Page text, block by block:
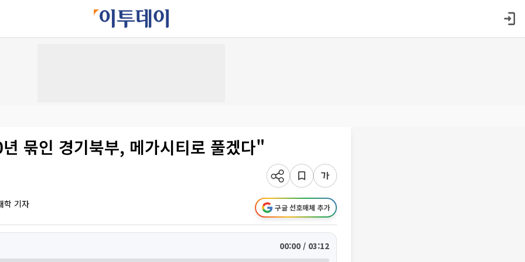
묶인 경기북부, 메가시티로 풀겠다"
학 기자 구글 선호매체 추가
00:00 / 03:12